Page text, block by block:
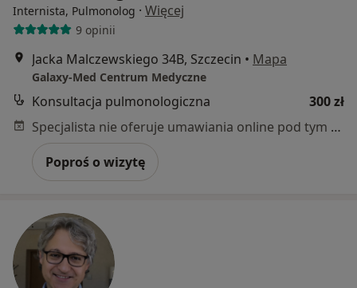
Internista, Pulmonolog · Więcej
9 opinii
Jacka Malczewskiego 34B, Szczecin • Mapa
Galaxy-Med Centrum Medyczne
Konsultacja pulmonologiczna
300 zł
Specjalista nie oferuje umawiania online pod tym adresem.
Poproś o wizytę